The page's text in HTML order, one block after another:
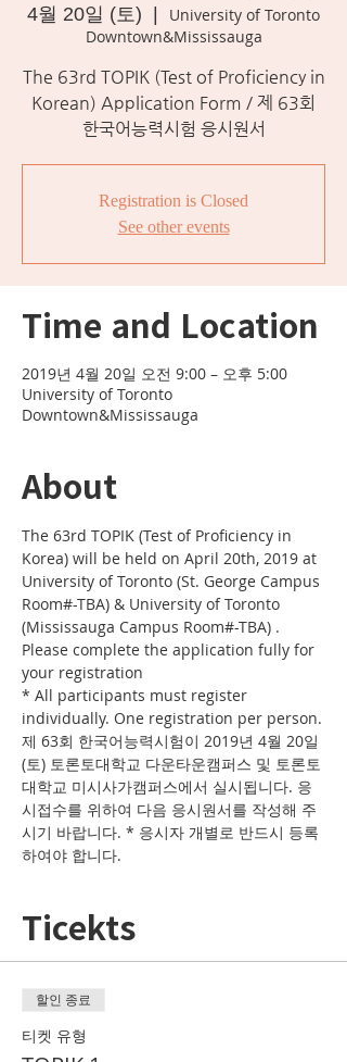
4월 20일 (토)
University of Toronto
Downtown&Mississauga
The 63rd TOPIK (Test of Proficiency in
Korean) Application Form / 제 63회
한국어능력시험 응시원서
Registration is Closed
See other events
Time and Location
2019년 4월 20일 오전 9:00 – 오후 5:00
University of Toronto
Downtown&Mississauga
About
The 63rd TOPIK (Test of Proficiency in
Korea) will be held on April 20th, 2019 at
University of Toronto (St. George Campus
Room#-TBA) & University of Toronto
(Mississauga Campus Room#-TBA) .
Please complete the application fully for
* All participants must register
individually. One registration per person.
제 63회 한국어능력시험이 2019년 4월 20일
(토) 토론토대학교 다운타운캠퍼스 및 토론토
대학교 미시사가캠퍼스에서 실시됩니다. 응
시접수를 위하여 다음 응시원서를 작성해 주
시기 바랍니다. * 응시자 개별로 반드시 등록
하여야 합니다.
Ticekts
할인 종료
티켓 유형